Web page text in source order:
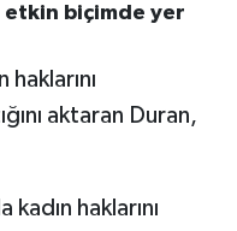
etkin biçimde yer
aktaran Duran,
haklarını